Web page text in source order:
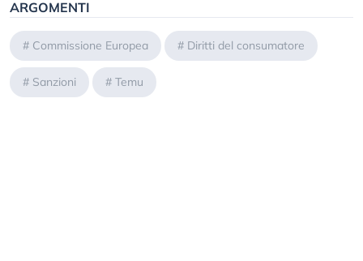
ARGOMENTI
# Commissione Europea # Diritti del consumatore
# Sanzioni # Temu